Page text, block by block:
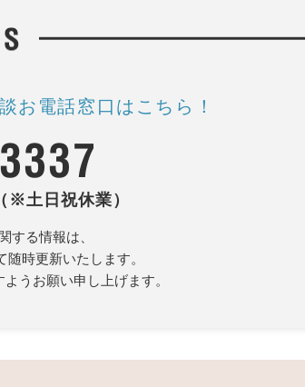
お電話窓口はこちら！
※土日祝休業）
する情報は、
時更新いたします。
うお願い申し上げます。